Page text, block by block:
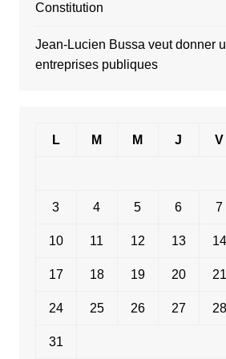
Constitution
Jean-Lucien Bussa veut donner
entreprises publiques
L M M J V
3 4 5 6 7
10 11 12 13 14
17 18 19 20 21
24 25 26 27 28
31